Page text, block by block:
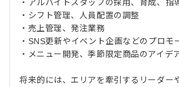
・アルバイトスタッフの採用、育成、指
・シフト管理、人員配置の調整
・売上管理、発注業務
・SNS更新やイベント企画などのプロモ
・メニュー開発、季節限定商品のアイデ
将来的には、エリアを牽引するリーダー